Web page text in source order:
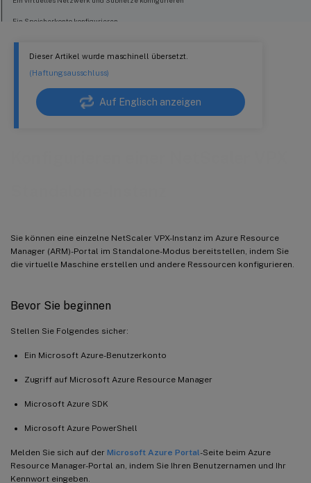
Dieser Artikel wurde maschinell übersetzt.
(Haftungsausschluss)
Auf Englisch anzeigen
Sie können eine einzelne NetScaler VPX-Instanz im Azure Resource
Manager (ARM)-Portal im Standalone-Modus bereitstellen, indem Sie
die virtuelle Maschine erstellen und andere Ressourcen konfigurieren.
Bevor Sie beginnen
Stellen Sie Folgendes sicher:
Ein Microsoft Azure-Benutzerkonto
Zugriff auf Microsoft Azure Resource Manager
Microsoft Azure SDK
Microsoft Azure PowerShell
Melden Sie sich auf der Microsoft Azure Portal-Seite beim Azure
Resource Manager-Portal an, indem Sie Ihren Benutzernamen und Ihr
Kennwort eingeben.
Ein Speicherkonto konfigurieren
Eine Verfügbarkeitsgruppe konfigurieren